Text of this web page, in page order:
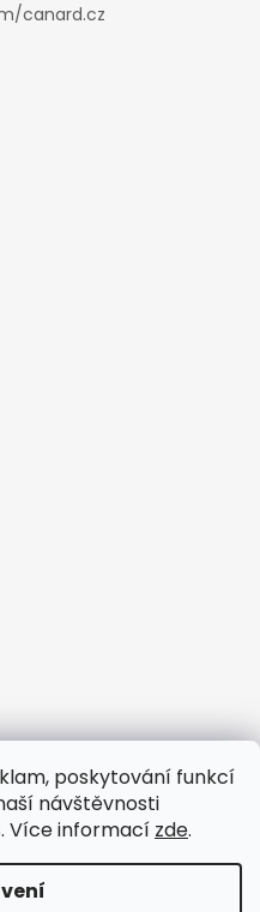
poskytování funkcí
návštěvnosti
Více informací zde.
canard.cz